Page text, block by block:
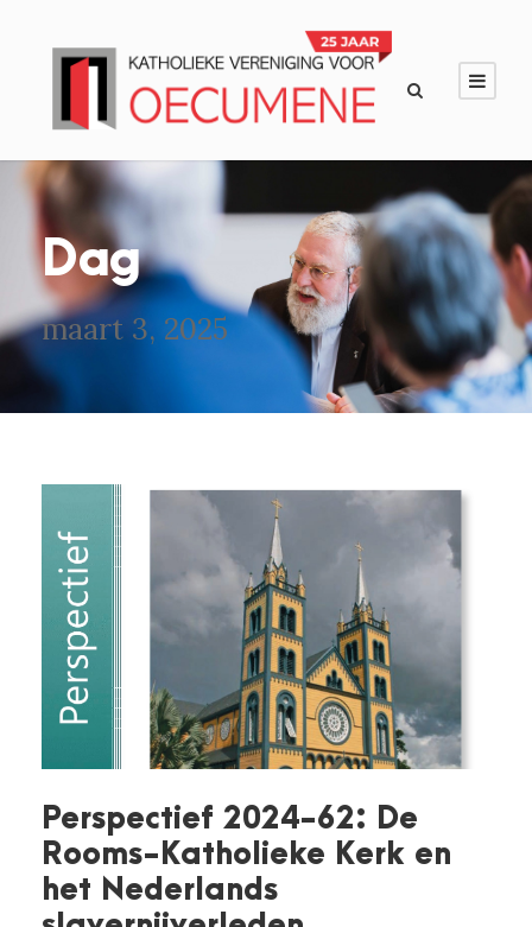
Dag
maart 3, 2025
Perspectief 2024-62: De
Rooms-Katholieke Kerk en
het Nederlands